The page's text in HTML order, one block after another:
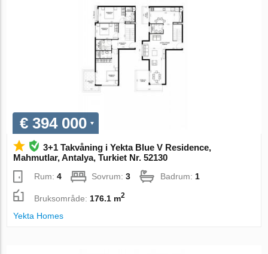
€ 394 000
3+1 Takvåning i Yekta Blue V Residence,
Mahmutlar, Antalya, Turkiet Nr. 52130
Rum:4 Sovrum:3 Badrum: 1
Bruksområde: 176.1 m2
Yekta Homes